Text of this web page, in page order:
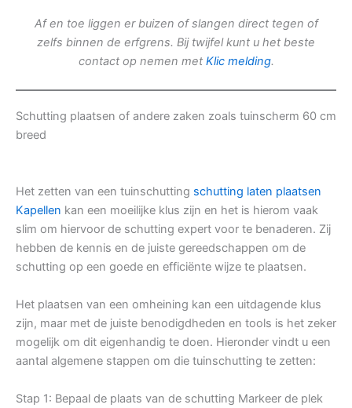
Af en toe liggen er buizen of slangen direct tegen of
zelfs binnen de erfgrens. Bij twijfel kunt u het beste
contact op nemen met Klic melding.
Schutting plaatsen of andere zaken zoals tuinscherm 60 cm
breed
Het zetten van een tuinschutting schutting laten plaatsen
Kapellen kan een moeilijke klus zijn en het is hierom vaak
slim om hiervoor de schutting expert voor te benaderen. Zij
hebben de kennis en de juiste gereedschappen om de
schutting op een goede en efficiënte wijze te plaatsen.
Het plaatsen van een omheining kan een uitdagende klus
zijn, maar met de juiste benodigdheden en tools is het zeker
mogelijk om dit eigenhandig te doen. Hieronder vindt u een
aantal algemene stappen om die tuinschutting te zetten:
Stap 1: Bepaal de plaats van de schutting Markeer de plek